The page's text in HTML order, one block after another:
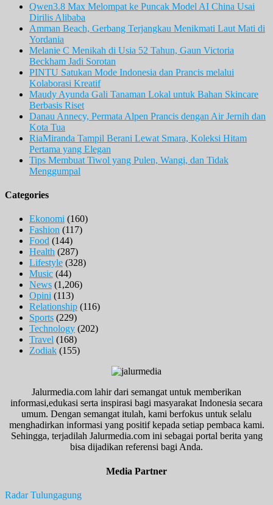
Qwen3.8 Max Melompat ke Puncak Model AI China Usai
Dirilis Alibaba
Amman Beach, Gerbang Terjangkau Menikmati Laut Mati di
Yordania
Melanie C Menikah di Usia 52 Tahun, Gaun Victoria
Beckham Jadi Sorotan
PINTU Satukan Mode Indonesia dan Prancis melalui
Kolaborasi Kreatif
Maudy Ayunda Gali Tanaman Lokal untuk Bahan Skincare
Berbasis Riset
Danau Annecy, Permata Alpen Prancis dengan Air Jernih dan
Kota Tua
RiaMiranda Tampil Berani Lewat Smara, Koleksi Hitam
Pertama yang Elegan
Tips Membuat Tiwol yang Pulen, Wangi, dan Tidak
Menggumpal
Categories
Ekonomi (160)
Fashion (117)
Food (144)
Health (287)
Lifestyle (328)
Music (44)
News (1,206)
Opini (113)
Relationship (116)
Sports (229)
Technology (202)
Travel (168)
Zodiak (155)
Jalurmedia.com lahir dari semangat untuk memberikan
informasi,edukasi serta inspirasi bagi masyarakat Indonesia secara
umum. Dengan semangat itulah, kami berfokus untuk selalu
menghadirkan informasi yang positif kepada setiap pembaca kami.
Sehingga, terjadilah Jalurmedia.com ini sebagai portal berita yang
bisa dijadikan referensi bagi Anda.
Media Partner
Radar Tulungagung